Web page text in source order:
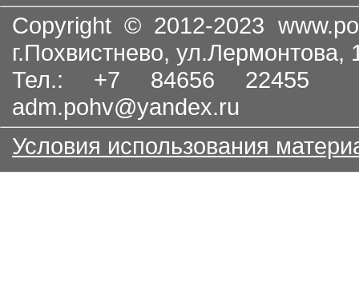
Copyright © 2012-2023
г.Похвистнево, ул.Лермонтова,
Тел.: +7 84656
adm.pohv@yandex.ru
Условия использования